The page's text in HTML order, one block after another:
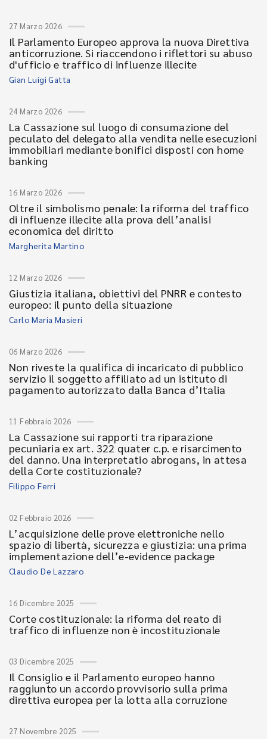
27 Marzo 2026
Il Parlamento Europeo approva la nuova Direttiva
anticorruzione. Si riaccendono i riflettori su abuso
d'ufficio e traffico di influenze illecite
Gian Luigi Gatta
24 Marzo 2026
La Cassazione sul luogo di consumazione del
peculato del delegato alla vendita nelle esecuzioni
immobiliari mediante bonifici disposti con home
banking
16 Marzo 2026
Oltre il simbolismo penale: la riforma del traffico
di influenze illecite alla prova dell’analisi
economica del diritto
Margherita Martino
12 Marzo 2026
Giustizia italiana, obiettivi del PNRR e contesto
europeo: il punto della situazione
Carlo Maria Masieri
06 Marzo 2026
Non riveste la qualifica di incaricato di pubblico
servizio il soggetto affiliato ad un istituto di
pagamento autorizzato dalla Banca d’Italia
11 Febbraio 2026
La Cassazione sui rapporti tra riparazione
pecuniaria ex art. 322 quater c.p. e risarcimento
del danno. Una interpretatio abrogans, in attesa
della Corte costituzionale?
Filippo Ferri
02 Febbraio 2026
L’acquisizione delle prove elettroniche nello
spazio di libertà, sicurezza e giustizia: una prima
implementazione dell’e-evidence package
Claudio De Lazzaro
16 Dicembre 2025
Corte costituzionale: la riforma del reato di
traffico di influenze non è incostituzionale
03 Dicembre 2025
Il Consiglio e il Parlamento europeo hanno
raggiunto un accordo provvisorio sulla prima
direttiva europea per la lotta alla corruzione
27 Novembre 2025